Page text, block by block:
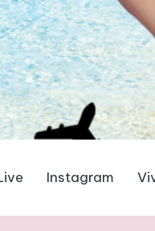
Instagram